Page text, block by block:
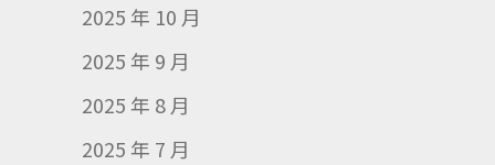
2025 年 10 月
2025 年 9 月
2025 年 8 月
2025 年 7 月